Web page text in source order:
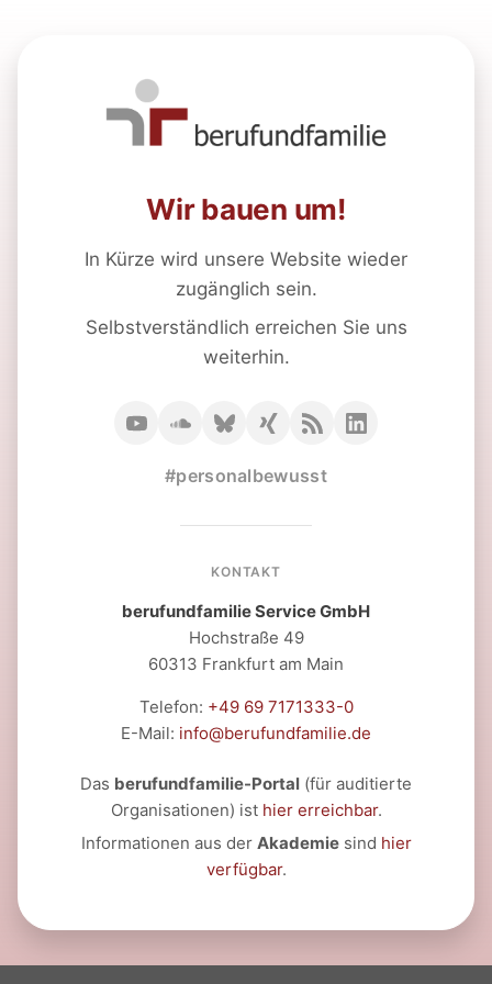
Wir bauen um!
In Kürze wird unsere Website wieder
zugänglich sein.
Selbstverständlich erreichen Sie uns
weiterhin.
#personalbewusst
KONTAKT
berufundfamilie Service GmbH
Hochstraße 49
60313 Frankfurt am Main
Telefon: +49 69 7171333-0
E-Mail: info@berufundfamilie.de
Das berufundfamilie-Portal (für auditierte
Organisationen) ist hier erreichbar.
Informationen aus der Akademiesind hier
verfügbar.